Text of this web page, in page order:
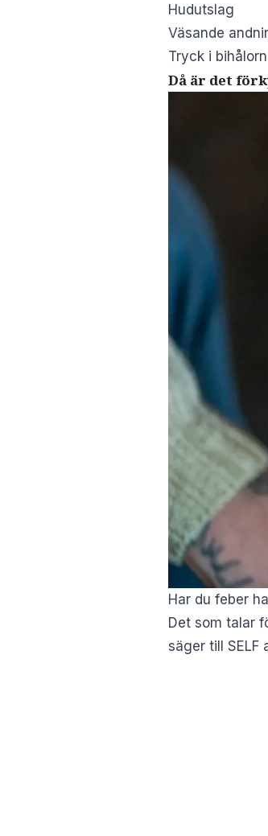
Hudutslag
Väsande
Tryck i
Då är det
Har du feber
Det som talar
säger till SELF